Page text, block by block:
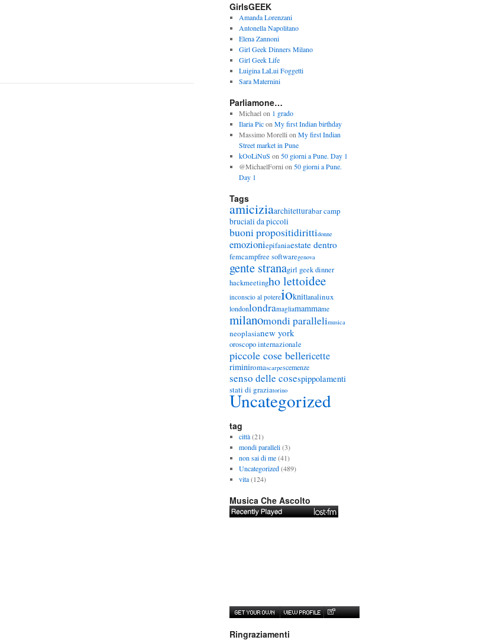
GirlsGEEK
Amanda Lorenzani
Antonella Napolitano
Elena Zannoni
Girl Geek Dinners Milano
Girl Geek Life
Luigina LaLui Foggetti
Sara Maternini
Parliamone…
Michaelon 1 grado
Ilaria Picon My first Indian birthday
Massimo Morelli on My first Indian
Street market in Pune
kOoLiNuS on 50 giorni a Pune. Day 1
@MichaelForni on 50 giorni a Pune.
Day 1
Tags
amiciziaarchitetturabar camp
bruciali da piccoli
buoni propositidirittidonne
emozioniepifaniaestate dentro
femcampfree softwaregenova
gente stranagirl geek dinner
hackmeetingho lettoidee
inconscio al potereioknitlanalinux
londonlondramagliamammame
milanomondi parallelimusica
neoplasianew york
oroscopo internazionale
piccole cose bellericette
riminiromascarpescemenze
senso delle cosespippolamenti
stati di graziatorino
Uncategorized
tag
città(21)
mondi paralleli(3)
non sai di me(41)
Uncategorized(489)
vita(124)
Musica Che Ascolto
Ringraziamenti